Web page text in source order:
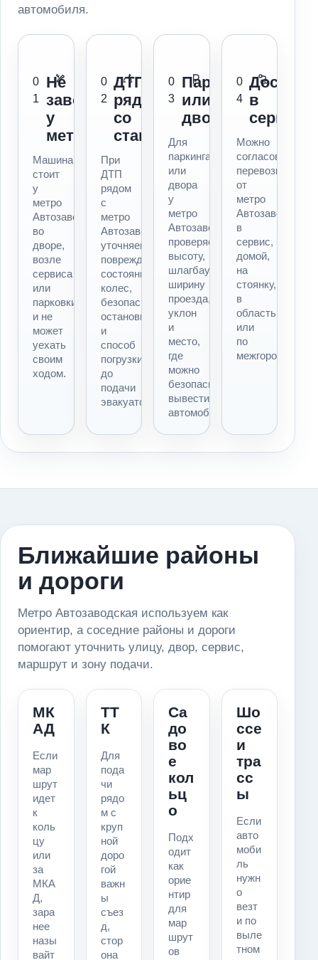
автомобиля.
0
1
Не
заводится
у
метро
Машина
стоит
у
метро
Автозаводская,
во
дворе,
возле
сервиса
или
парковки
и не
может
уехать
своим
ходом.
0
2
ДТП
рядом
со
станцией
При
ДТП
рядом
с
метро
Автозаводская
уточняем
повреждения,
состояние
колес,
безопасность
остановки
и
способ
погрузки
до
подачи
эвакуатора.
0
3
Паркинг
или
двор
Для
паркинга
или
двора
у
метро
Автозаводская
проверяем
высоту,
шлагбаум,
ширину
проезда,
уклон
и
место,
где
можно
безопасно
вывести
автомобиль.
0
4
в
сервис
Можно
согласовать
перевозку
от
метро
Автозаводская
в
сервис,
домой,
на
стоянку,
в
область
или
по
межгороду.
Ближайшие районы
и дороги
Метро Автозаводская используем как
ориентир, а соседние районы и дороги
помогают уточнить улицу, двор, сервис,
маршрут и зону подачи.
МК
АД
Если
мар
шрут
идет
к
коль
цу
или
за
МКА
Д,
зара
нее
назы
вайт
ТТ
К
Для
пода
чи
рядо
м с
круп
ной
доро
гой
важн
ы
съез
д,
стор
она
Са
до
во
е
кол
ьц
о
Подх
одит
как
орие
нтир
для
мар
шрут
ов
Шо
ссе
и
тра
сс
ы
Если
авто
моби
ль
нужн
о
везт
и по
выле
тном